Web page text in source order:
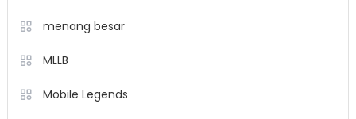
menang besar
MLLB
Mobile Legends